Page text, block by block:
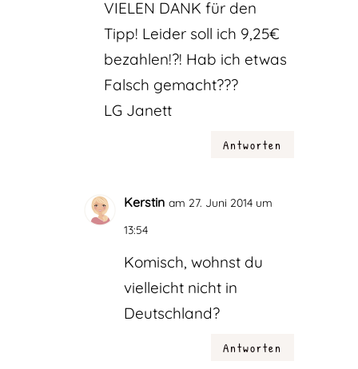
VIELEN DANK für den
Tipp! Leider soll ich 9,25€
bezahlen!?! Hab ich etwas
Falsch gemacht???
LG Janett
Antworten
Kerstin am 27. Juni 2014 um
13:54
Komisch, wohnst du
vielleicht nicht in
Deutschland?
Antworten